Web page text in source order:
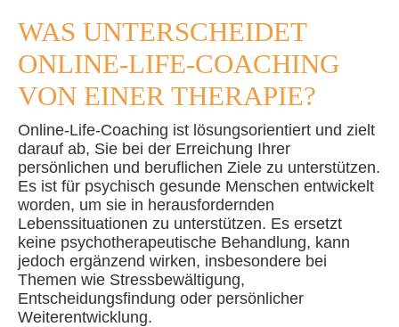
WAS UNTERSCHEIDET
ONLINE-LIFE-COACHING
VON EINER THERAPIE?
Online-Life-Coaching ist lösungsorientiert und zielt
darauf ab, Sie bei der Erreichung Ihrer
persönlichen und beruflichen Ziele zu unterstützen.
Es ist für psychisch gesunde Menschen entwickelt
worden, um sie in herausfordernden
Lebenssituationen zu unterstützen. Es ersetzt
keine psychotherapeutische Behandlung, kann
jedoch ergänzend wirken, insbesondere bei
Themen wie Stressbewältigung,
Entscheidungsfindung oder persönlicher
Weiterentwicklung.